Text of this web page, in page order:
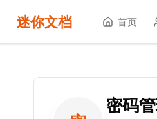
迷你文档 首页
密码